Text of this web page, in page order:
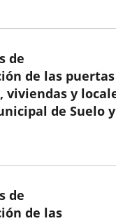
de
de las puertas
viviendas y
de Suelo y
de
de las